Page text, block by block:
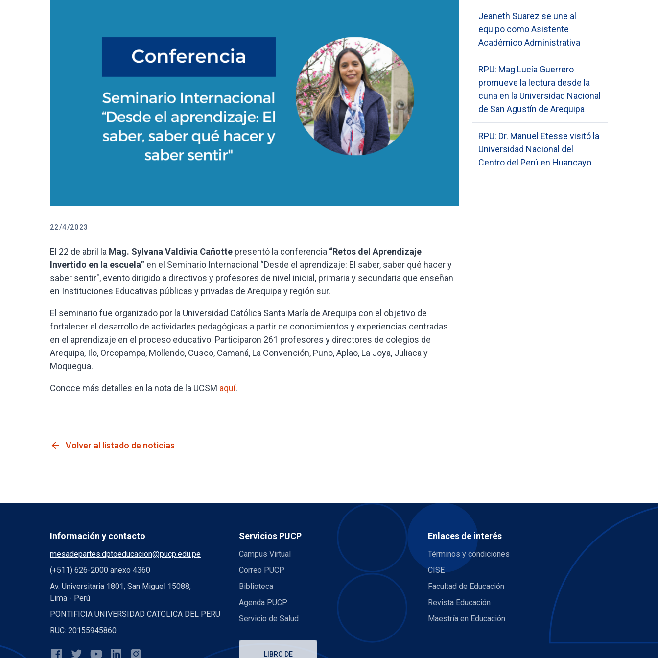
22/4/2023
El 22 de abril la Mag. Sylvana Valdivia Cañotte presentó la conferencia “Retos del Aprendizaje
Invertido en la escuela” en el Seminario Internacional “Desde el aprendizaje: El saber, saber qué hacer y
saber sentir", evento dirigido a directivos y profesores de nivel inicial, primaria y secundaria que enseñan
en Instituciones Educativas públicas y privadas de Arequipa y región sur.
El seminario fue organizado por la Universidad Católica Santa María de Arequipa con el objetivo de
fortalecer el desarrollo de actividades pedagógicas a partir de conocimientos y experiencias centradas
en el aprendizaje en el proceso educativo. Participaron 261 profesores y directores de colegios de
Arequipa, Ilo, Orcopampa, Mollendo, Cusco, Camaná, La Convención, Puno, Aplao, La Joya, Juliaca y
Moquegua.
Conoce más detalles en la nota de la UCSM aquí.
arrow_back Volver al listado de noticias
Jeaneth Suarez se une al
equipo como Asistente
Académico Administrativa
RPU: Mag Lucía Guerrero
promueve la lectura desde la
cuna en la Universidad Nacional
de San Agustín de Arequipa
RPU: Dr. Manuel Etesse visitó la
Universidad Nacional del
Centro del Perú en Huancayo
Información y contacto
mesadepartes.dptoeducacion@pucp.edu.pe
(+511) 626-2000 anexo 4360
Av. Universitaria 1801, San Miguel 15088,
Lima - Perú
PONTIFICIA UNIVERSIDAD CATOLICA DEL PERU
RUC: 20155945860
Servicios PUCP
Campus Virtual
Correo PUCP
Biblioteca
Agenda PUCP
Servicio de Salud
LIBRO DE
Enlaces de interés
Términos y condiciones
CISE
Facultad de Educación
Revista Educación
Maestría en Educación